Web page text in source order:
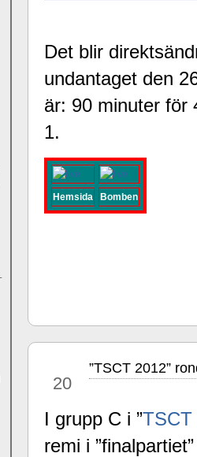
Idag börjar
ronden:GM Jonny Hector- GM
Tom Rydström-GM Thomas Ernst.
Det blir
undantaget den
är: 90 minuter för
1.
Hemsida Bomben
20
”TSCT 2012”
I grupp C i ”TSCT
remi i